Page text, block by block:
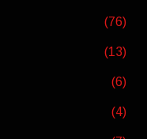
(76)
(13)
(6)
(4)